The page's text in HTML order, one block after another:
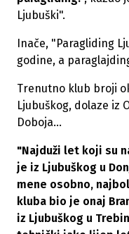
Ljubuški".
Inače, "Paragliding
godine, a
Trenutno klub broji
Ljubuškog, dolaze iz
Doboja…
"Najduži let koji su
je iz Ljubuškog u
mene osobno,
kluba bio je onaj
iz Ljubuškog u